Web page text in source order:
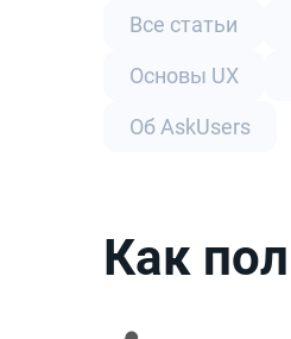
Все статьи
Основы UX
Об AskUsers
Как